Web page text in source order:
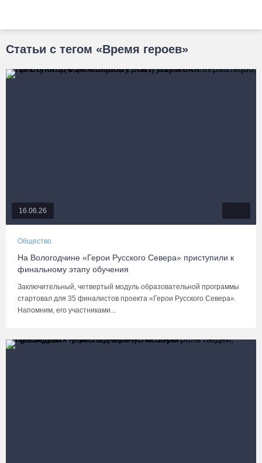
Статьи с тегом «Время героев»
16.06.26
Общество
На Вологодчине «Герои Русского Севера» приступили к
финальному этапу обучения
Заключительный, четвертый модуль образовательной программы
стартовал для 35 финалистов проекта «Герои Русского Севера».
Напомним, его участниками...